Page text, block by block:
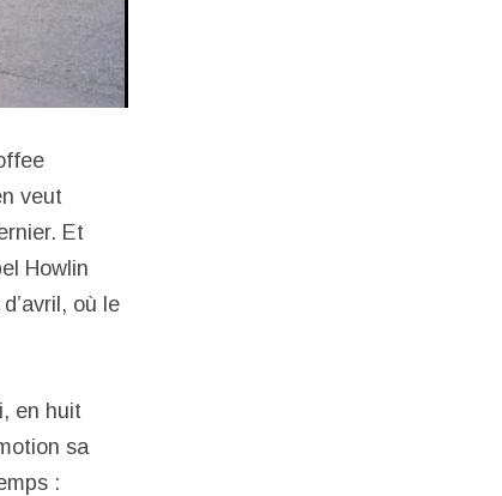
veut
Et
Howlin
où le
en huit
sa
: